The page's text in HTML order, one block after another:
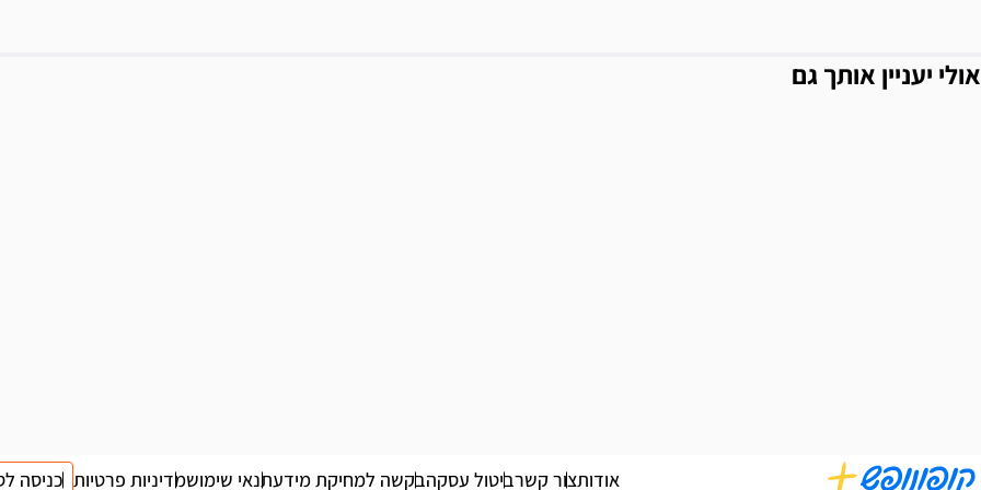
אולי יעניין אותך גם
אודותצור קשרביטול עסקהבקשה למחיקת מידעתנאי שימושמדיניות פרטיות כניסה